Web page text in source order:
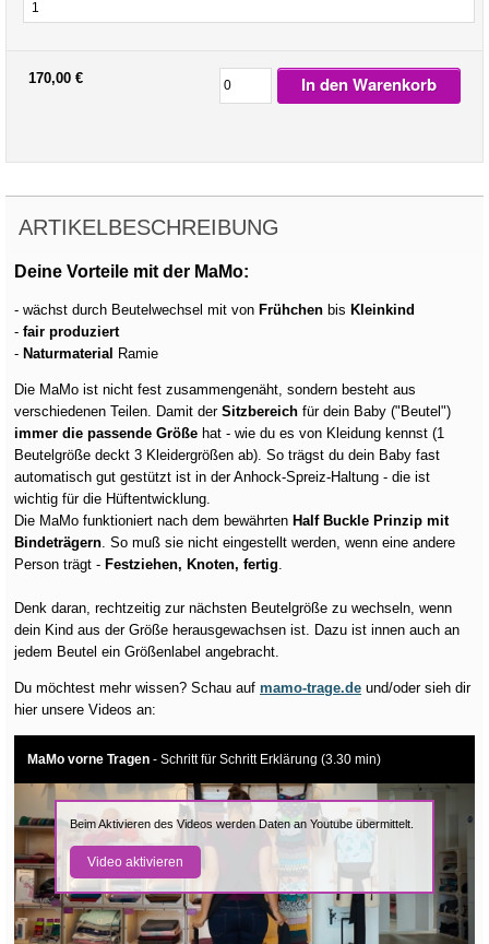
170,00 € In den Warenkorb
ARTIKELBESCHREIBUNG
Deine Vorteile mit der MaMo:
- wächst durch Beutelwechsel mit von Frühchen bis Kleinkind
- fair produziert
- Naturmaterial Ramie
Die MaMo ist nicht fest zusammengenäht, sondern besteht aus
verschiedenen Teilen. Damit der Sitzbereich für dein Baby ("Beutel")
immer die passende Größe hat - wie du es von Kleidung kennst (1
Beutelgröße deckt 3 Kleidergrößen ab). So trägst du dein Baby fast
automatisch gut gestützt ist in der Anhock-Spreiz-Haltung - die ist
wichtig für die Hüftentwicklung.
Die MaMo funktioniert nach dem bewährten Half Buckle Prinzip mit
Bindeträgern . So muß sie nicht eingestellt werden, wenn eine andere
Person trägt - Festziehen, Knoten, fertig
Denk daran, rechtzeitig zur nächsten Beutelgröße zu wechseln, wenn
dein Kind aus der Größe herausgewachsen ist. Dazu ist innen auch an
jedem Beutel ein Größenlabel angebracht.
Du möchtest mehr wissen? Schau auf mamo-trage.de und/oder sieh dir
hier unsere Videos an:
MaMo vorne Tragen - Schritt für Schritt Erklärung (3.30 min)
Beim Aktivieren des Videos werden Daten an Youtube übermittelt.
Video aktivieren